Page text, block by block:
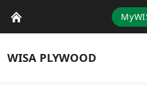
WISA PLYWOOD